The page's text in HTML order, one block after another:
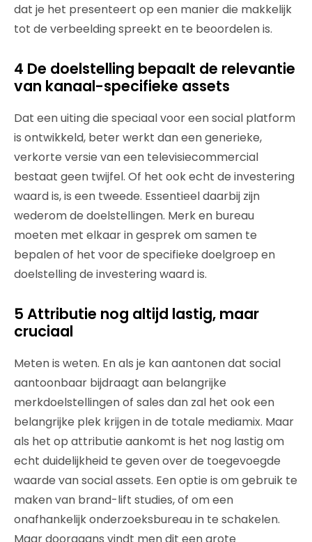
dat je het presenteert op een manier die makkelijk
tot de verbeelding spreekt en te beoordelen is.
4 De doelstelling bepaalt de relevantie
van kanaal-specifieke assets
Dat een uiting die speciaal voor een social platform
is ontwikkeld, beter werkt dan een generieke,
verkorte versie van een televisiecommercial
bestaat geen twijfel. Of het ook echt de investering
waard is, is een tweede. Essentieel daarbij zijn
wederom de doelstellingen. Merk en bureau
moeten met elkaar in gesprek om samen te
bepalen of het voor de specifieke doelgroep en
doelstelling de investering waard is.
5 Attributie nog altijd lastig, maar
cruciaal
Meten is weten. En als je kan aantonen dat social
aantoonbaar bijdraagt aan belangrijke
merkdoelstellingen of sales dan zal het ook een
belangrijke plek krijgen in de totale mediamix. Maar
als het op attributie aankomt is het nog lastig om
echt duidelijkheid te geven over de toegevoegde
waarde van social assets. Een optie is om gebruik te
maken van brand-lift studies, of om een
onafhankelijk onderzoeksbureau in te schakelen.
Maar doorgaans vindt men dit een grote